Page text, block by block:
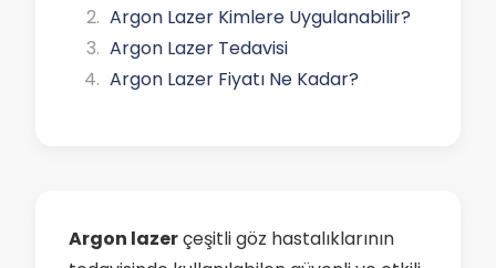
Argon Lazer Kimlere Uygulanabilir?
Argon Lazer Tedavisi
Argon Lazer Fiyatı Ne Kadar?
Argon lazerçeşitli göz hastalıklarının